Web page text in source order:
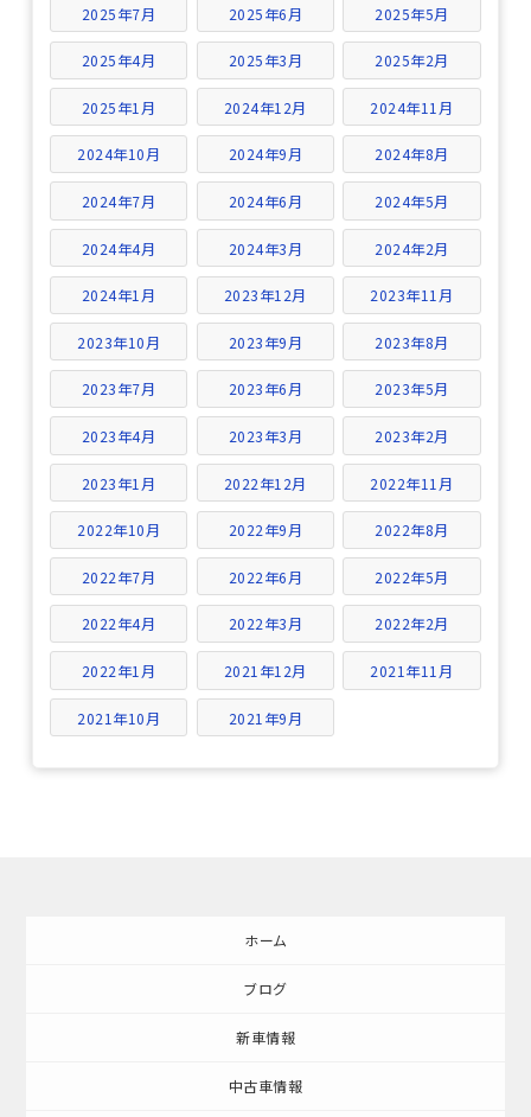
2025年7月 2025年6月 2025年5月
2025年4月 2025年3月 2025年2月
2025年1月 2024年12月 2024年11月
2024年10月 2024年9月 2024年8月
2024年7月 2024年6月 2024年5月
2024年4月 2024年3月 2024年2月
2024年1月 2023年12月 2023年11月
2023年10月 2023年9月 2023年8月
2023年7月 2023年6月 2023年5月
2023年4月 2023年3月 2023年2月
2023年1月 2022年12月 2022年11月
2022年10月 2022年9月 2022年8月
2022年7月 2022年6月 2022年5月
2022年4月 2022年3月 2022年2月
2022年1月 2021年12月 2021年11月
2021年10月 2021年9月
ホーム
ブログ
新車情報
中古車情報